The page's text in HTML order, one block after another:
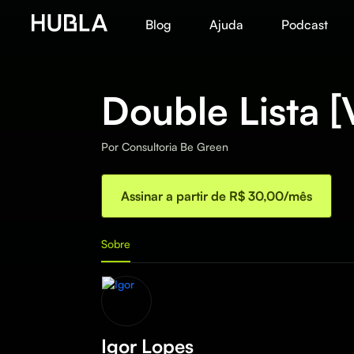
Blog Ajuda Podcast
Double Lista
Por Consultoria Be Green
Assinar a partir de R$ 30,00/mês
Sobre
Igor Lopes